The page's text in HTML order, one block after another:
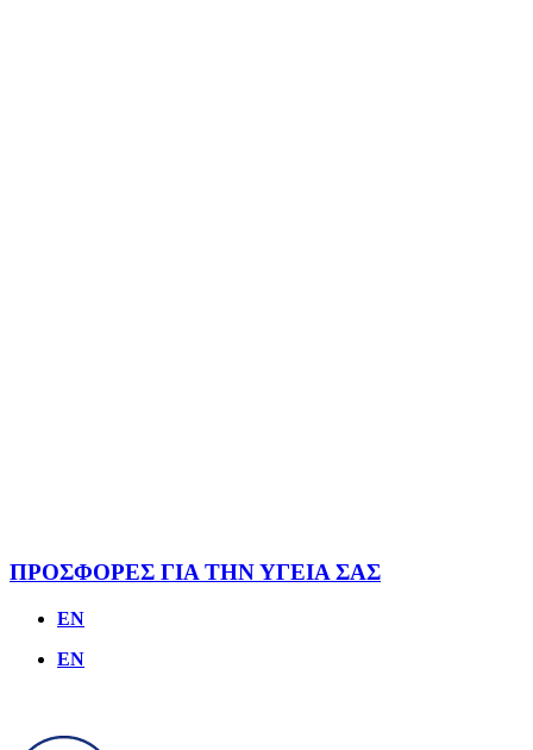
ΠΡΟΣΦΟΡΕΣ ΓΙΑ ΤΗΝ ΥΓΕΙΑ ΣΑΣ
EN
EN